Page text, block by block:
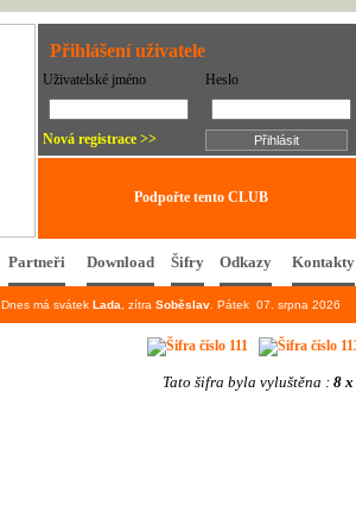
Přihlášení uživatele
Uživatelské jméno Heslo
Nová registrace >>
Podpořte tento CLUB
Partneři Download Šifry Odkazy Kontakty
Dnes má svátek Lada , zítra Soběslav . Pátek 07. srpna 2026
Tato šifra byla vyluštěna : 8 x